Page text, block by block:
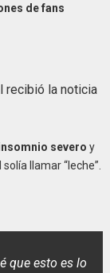
de fans
recibió la noticia
severo y
llamar “leche”.
que esto es lo